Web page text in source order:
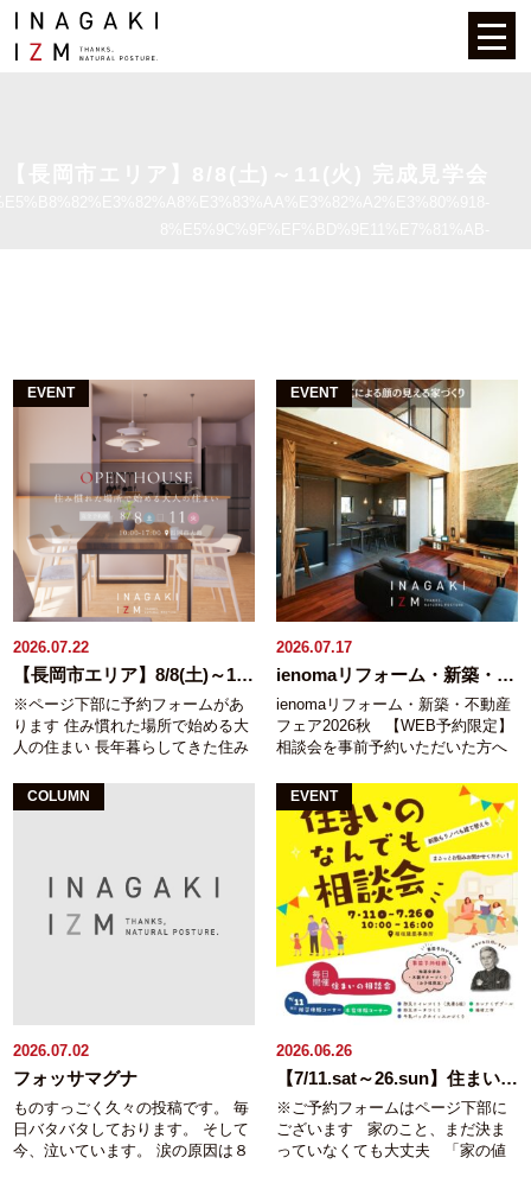
EVENT
2026.07.22
【長岡市エリア】8/8(土)～11(火) 完成見学会
※ページ下部に予約フォームがあ
ります 住み慣れた場所で始める大
人の住まい 長年暮らしてきた住み
る 今回ご見学いただける住まいは
これからの暮らしを見据えて建て
り・無垢材をふんだんに使用した
室内など これからの毎日を心地よ
く過ごすための工夫を随所に取り
入れました。 「これから先もこの
方におすすめ建て替えを検討して
いる方これからの暮らしを見据え
た住まいづくりを考えている方
築を考え始めたばかりで、まずは
見学してみたい方 イベント詳細
開催日：8月8日（土）～8月１１日
（火） 時間：10:00～17:00（最終
EVENT
2026.07.17
ienomaリフォーム・新築・不動産フェア2026秋
ienomaリフォーム・新築・不動産
フェア2026秋 【WEB予約限定】
相談会を事前予約いただいた方へ
※ページ下部にあるフォームから
ご予約ください。 「夏の暑さ・
冬の寒さをどうにかしたい」 「家
が古くなってきて耐震性が心配」
「リフォームしたいけど、どこか
ら手をつければいい？」 そんな住
まいのお悩みを、一級建築士や家
づくりのプロが一緒に考えます。
リフォームはもちろん、建て替え
や新築など 住まいに関することな
ら何でもご相談ください。 まだ考
え始めたばかりという方も大歓迎
です。 無理な営業はできませんの
でお気軽にお越しください！
― 詳細 ― 日程：2026年9月5日
（土）・9月6日（日） 時間：
10:00～16:00（予約最終受付
15:00） 会場：ハイブ長岡 内容：
COLUMN
2026.07.02
フォッサマグナ
ものすっごく久々の投稿です。 毎
日バタバタしております。 そして
今、泣いています。 涙の原因は８
EVENT
2026.06.26
【7/11.sat～26.sun】住まいのなんでも相談会｜防災・木育体験
※ご予約フォームはページ下部に
ございます 家のこと、まだ決ま
っていなくても大丈夫 「家の値